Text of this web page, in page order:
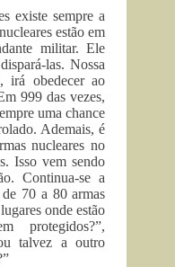
existe sempre a
estão em
militar. Ele
las. Nossa
irá obedecer ao
999 das vezes,
uma chance
Ademais, é
nucleares no
Isso vem sendo
Continua-se a
70 a 80 armas
onde estão
protegidos?”,
talvez a outro